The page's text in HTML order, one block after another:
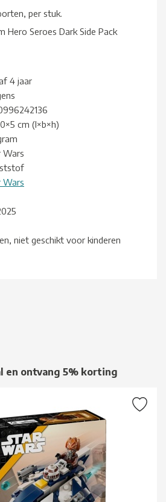
per stuk.
Hero Seroes Dark Side Pack
4 jaar
cm (l×b×h)
Wars
Wars
niet geschikt voor kinderen
en ontvang 5% korting